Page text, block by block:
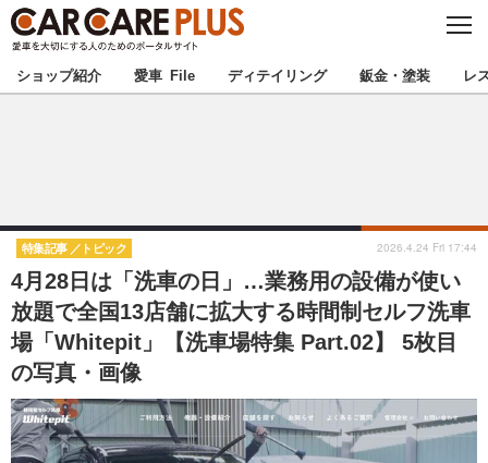
C
S
E
★カーケアプラス認定★ 厳選プロショップを地域から探す
甲信越 北陸
東海 関西
中国 四国
九州 沖縄
注目の記事
ショップ紹介 愛車 File ディテイリング 鈑金・塗装 レ
4月28日は「洗車の日」…業務用の設備が使い
放題で全国13店舗に拡大する時間制セルフ洗車
場「Whitepit」【洗車場特集 Part.02】 5枚目
の写真・画像
特集記事 トピック 2026.4.24 Fri 17:44